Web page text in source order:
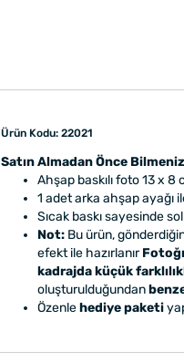
Ürün Kodu: 22021
Satın Almadan Önce
Ahşap baskılı foto 13 x 8
1 adet arka ahşap ayağı
Sıcak baskı sayesinde
Not: Bu ürün,
efekt ile hazırlanır
kadrajda küçük
oluşturulduğundan
Özenlehediye paketi